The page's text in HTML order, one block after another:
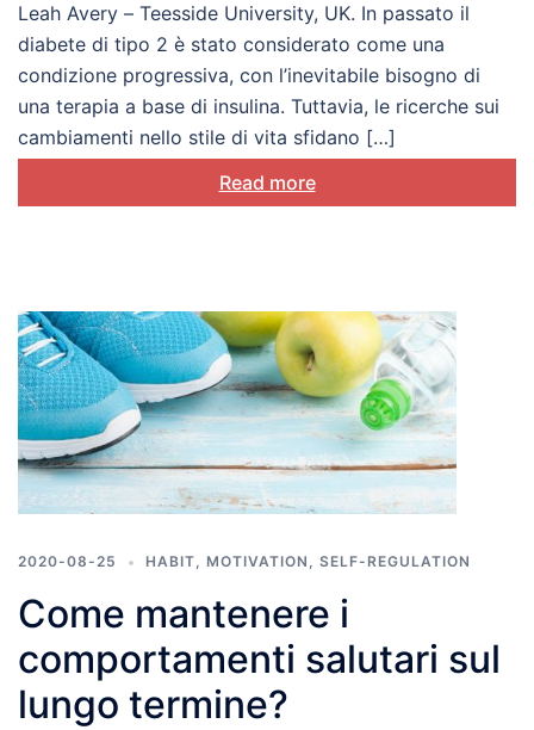
Leah Avery – Teesside University, UK. In passato il
diabete di tipo 2 è stato considerato come una
condizione progressiva, con l’inevitabile bisogno di
una terapia a base di insulina. Tuttavia, le ricerche sui
cambiamenti nello stile di vita sfidano […]
Read more
2020-08-25 HABIT, MOTIVATION , SELF-REGULATION
Come mantenere i
comportamenti salutari sul
lungo termine?